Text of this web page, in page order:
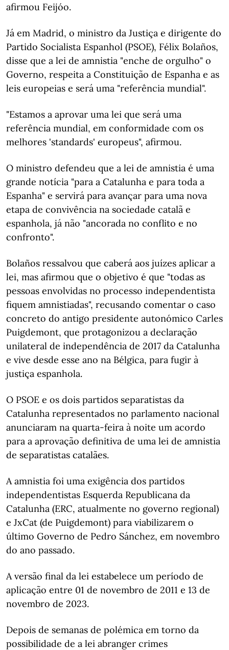
afirmou Feijóo.
Já em Madrid, o ministro da Justiça e dirigente do
Partido Socialista Espanhol (PSOE), Félix Bolaños,
disse que a lei de amnistia "enche de orgulho" o
Governo, respeita a Constituição de Espanha e as
leis europeias e será uma "referência mundial".
"Estamos a aprovar uma lei que será uma
referência mundial, em conformidade com os
melhores 'standards' europeus", afirmou.
O ministro defendeu que a lei de amnistia é uma
grande notícia "para a Catalunha e para toda a
Espanha" e servirá para avançar para uma nova
etapa de convivência na sociedade catalã e
espanhola, já não "ancorada no conflito e no
confronto".
Bolaños ressalvou que caberá aos juízes aplicar a
lei, mas afirmou que o objetivo é que "todas as
pessoas envolvidas no processo independentista
fiquem amnistiadas", recusando comentar o caso
concreto do antigo presidente autonómico Carles
Puigdemont, que protagonizou a declaração
unilateral de independência de 2017 da Catalunha
e vive desde esse ano na Bélgica, para fugir à
justiça espanhola.
O PSOE e os dois partidos separatistas da
Catalunha representados no parlamento nacional
anunciaram na quarta-feira à noite um acordo
para a aprovação definitiva de uma lei de amnistia
de separatistas catalães.
A amnistia foi uma exigência dos partidos
independentistas Esquerda Republicana da
Catalunha (ERC, atualmente no governo regional)
e JxCat (de Puigdemont) para viabilizarem o
último Governo de Pedro Sánchez, em novembro
do ano passado.
A versão final da lei estabelece um período de
aplicação entre 01 de novembro de 2011 e 13 de
novembro de 2023.
Depois de semanas de polémica em torno da
possibilidade de a lei abranger crimes